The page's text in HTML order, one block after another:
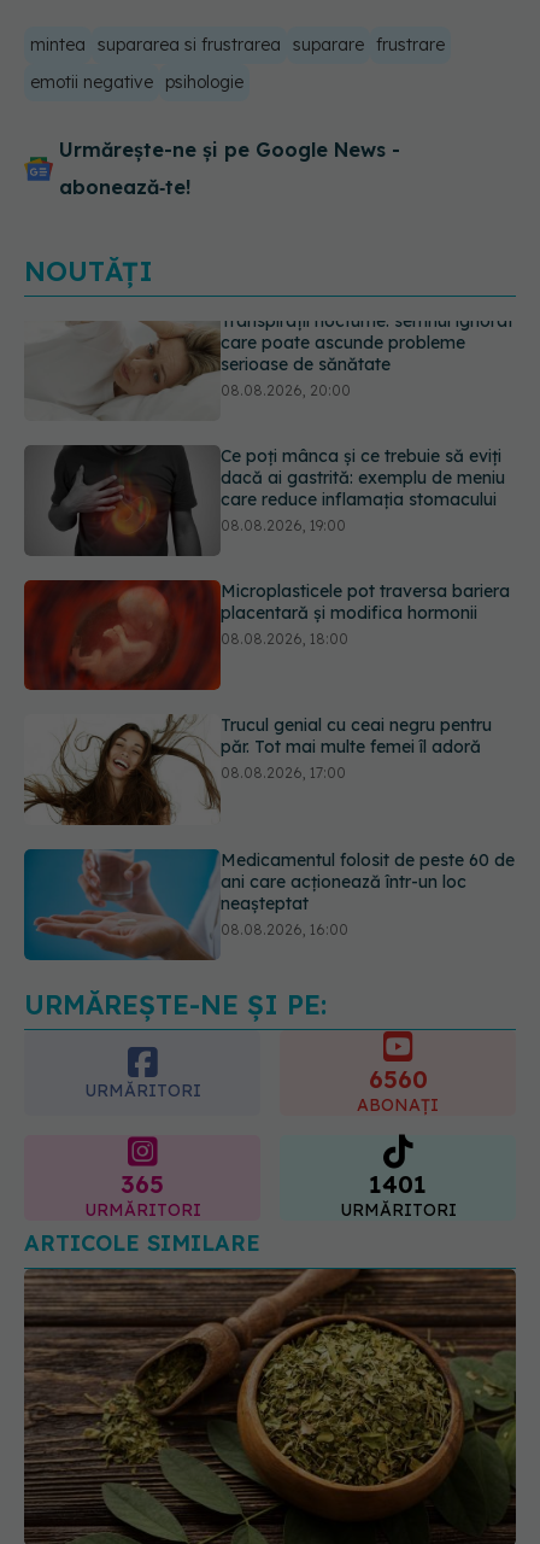
mintea supararea si frustrarea suparare frustrare
emotii negative
psihologie
Urmărește-ne și pe Google News -
abonează‑te!
NOUTĂȚI
Ce poți mânca și ce trebuie să eviți
care reduce inflamația stomacului
Microplasticele pot traversa bariera
placentară și modifica hormonii
08.08.2026, 18:00
Trucul genial cu ceai negru pentru
păr. Tot mai multe femei îl adoră
Medicamentul folosit de peste 60 de
ani care acționează într-un loc
Transpirații nocturne: semnul ignorat
care poate ascunde probleme
serioase de sănătate
URMĂREȘTE-NE ȘI PE:
URMĂRITORI 6560
ABONAȚI
365
URMĂRITORI
1401
URMĂRITORI
ARTICOLE SIMILARE